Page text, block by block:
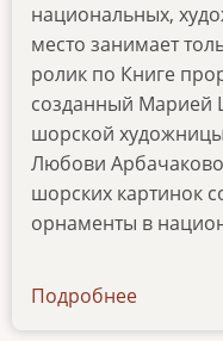
национальных,
место занимает
ролик по Книге
созданный Марией
шорской
Любови
шорских картинок
орнаменты в
Подробнее